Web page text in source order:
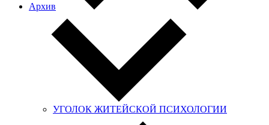
Архив
УГОЛОК ЖИТЕЙСКОЙ ПСИХОЛОГИИ